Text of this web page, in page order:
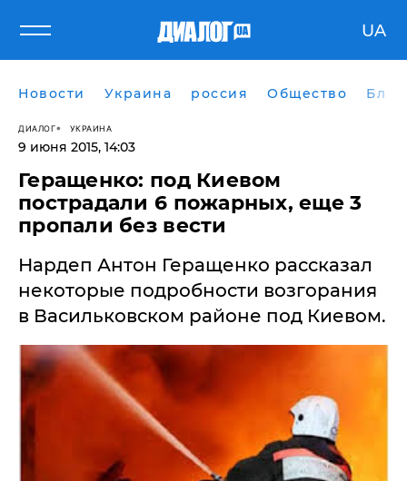
UA
Новости Украина россия Общество
ДИАЛОГ УКРАИНА
9 июня 2015, 14:03
Геращенко: под Киевом
пострадали 6 пожарных, еще 3
пропали без вести
Нардеп Антон Геращенко рассказал
некоторые подробности возгорания
в Васильковском районе под Киевом.